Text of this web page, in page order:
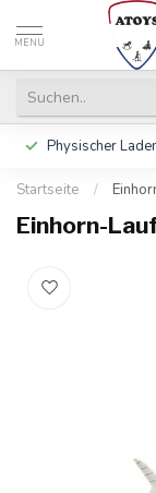
MENU
Physischer
Startseite /
Einhorn-